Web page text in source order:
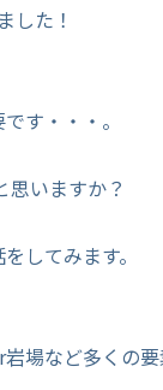
した！
す・・・。
いますか？
してみます。
場など多くの